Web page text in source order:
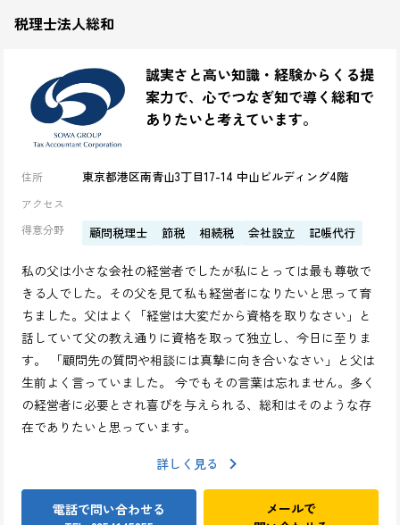
税理士法人総和
誠実さと高い知識・経験からくる提
案力で、心でつなぎ知で導く総和で
ありたいと考えています。
住所 東京都港区南青山3丁目17-14 中山ビルディング4階
アクセス
得意分野
顧問税理士 節税 相続税 会社設立 記帳代行
私の父は小さな会社の経営者でしたが私にとっては最も尊敬で
きる人でした。その父を見て私も経営者になりたいと思って育
ちました。父はよく「経営は大変だから資格を取りなさい」と
話していて父の教え通りに資格を取って独立し、今日に至りま
す。 「顧問先の質問や相談には真摯に向き合いなさい」と父は
生前よく言っていました。 今でもその言葉は忘れません。多く
の経営者に必要とされ喜びを与えられる、総和はそのような存
在でありたいと思っています。
詳しく見る
電話で問い合わせる
メールで